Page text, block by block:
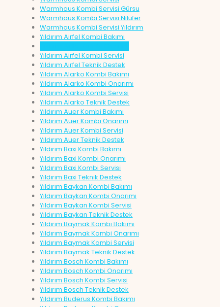
Warmhaus Kombi Servisi Gürsu
Warmhaus Kombi Servisi Nilüfer
Warmhaus Kombi Servisi Yıldırım
Yıldırım Airfel Kombi Bakımı
Yıldırım Airfel Kombi Servisi
Yıldırım Airfel Teknik Destek
Yıldırım Alarko Kombi Bakımı
Yıldırım Alarko Kombi Onarımı
Yıldırım Alarko Kombi Servisi
Yıldırım Alarko Teknik Destek
Yıldırım Auer Kombi Bakımı
Yıldırım Auer Kombi Onarımı
Yıldırım Auer Kombi Servisi
Yıldırım Auer Teknik Destek
Yıldırım Baxi Kombi Bakımı
Yıldırım Baxi Kombi Onarımı
Yıldırım Baxi Kombi Servisi
Yıldırım Baxi Teknik Destek
Yıldırım Baykan Kombi Bakımı
Yıldırım Baykan Kombi Onarımı
Yıldırım Baykan Kombi Servisi
Yıldırım Baykan Teknik Destek
Yıldırım Baymak Kombi Bakımı
Yıldırım Baymak Kombi Onarımı
Yıldırım Baymak Kombi Servisi
Yıldırım Baymak Teknik Destek
Yıldırım Bosch Kombi Bakımı
Yıldırım Bosch Kombi Onarımı
Yıldırım Bosch Kombi Servisi
Yıldırım Bosch Teknik Destek
Yıldırım Buderus Kombi Bakımı